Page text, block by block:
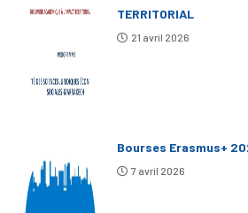
TERRITORIAL
21 avril 2026
Bourses Erasmus+
7 avril 2026